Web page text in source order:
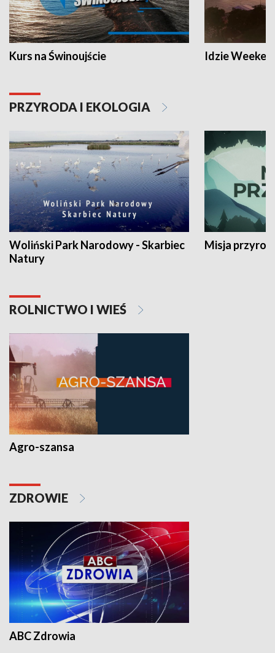
Kurs na Świnoujście Idzie
PRZYRODA I EKOLOGIA
Woliński Park Narodowy - Skarbiec
Natury
Misja
ROLNICTWO I WIEŚ
Agro-szansa
ZDROWIE
ABC Zdrowia